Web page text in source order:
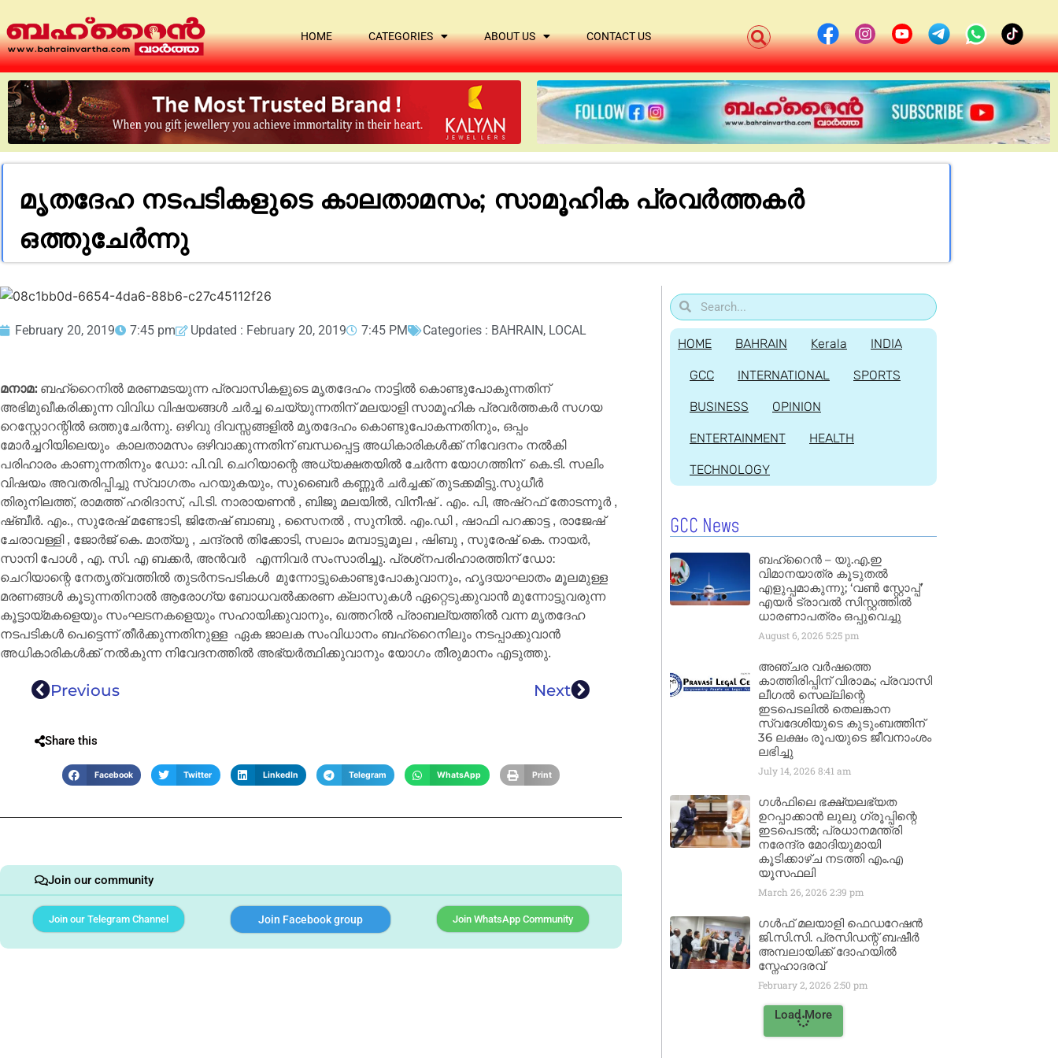
HOME CATEGORIES ABOUT US CONTACT US
മൃതദേഹ നടപടികളുടെ കാലതാമസം; സാമൂഹിക പ്രവർത്തകർ
ഒത്തുചേർന്നു
February 20, 2019 7:45 pm Updated : February 20, 2019 7:45 PM Categories : BAHRAIN, LOCAL
മനാമ:ബഹ്‌റൈനിൽ മരണമടയുന്ന പ്രവാസികളുടെ മൃതദേഹം നാട്ടിൽ കൊണ്ടുപോകുന്നതിന്
അഭിമുഖീകരിക്കുന്ന വിവിധ വിഷയങ്ങൾ ചർച്ച ചെയ്യുന്നതിന് മലയാളി സാമൂഹിക പ്രവർത്തകർ സഗയ
റെസ്റ്റോറന്റിൽ ഒത്തുചേർന്നു. ഒഴിവു ദിവസ്സങ്ങളിൽ മൃതദേഹം കൊണ്ടുപോകന്നതിനും, ഒപ്പം
മോർച്ചറിയിലെയും കാലതാമസം ഒഴിവാക്കുന്നതിന് ബന്ധപ്പെട്ട അധികാരികൾക്ക് നിവേദനം നൽകി
പരിഹാരം കാണുന്നതിനും ഡോ: പി.വി. ചെറിയാന്റെ അധ്യക്ഷതയിൽ ചേർന്ന യോഗത്തിന് കെ.ടി. സലിം
വിഷയം അവതരിപ്പിച്ചു സ്വാഗതം പറയുകയും, സുബൈർ കണ്ണൂർ ചർച്ചക്ക് തുടക്കമിട്ടു.സുധീർ
തിരുനിലത്ത്, രാമത്ത് ഹരിദാസ്, പി.ടി. നാരായണൻ , ബിജു മലയിൽ, വിനീഷ് . എം. പി, അഷ്‌റഫ് തോടന്നൂർ ,
ഷ്ബീർ. എം., സുരേഷ് മണ്ടോടി, ജിതേഷ് ബാബു , സൈനൽ , സുനിൽ. എം.ഡി , ഷാഫി പറക്കാട്ട , രാജേഷ്
ചേരാവള്ളി , ജോർജ് കെ. മാത്യു , ചന്ദ്രൻ തിക്കോടി, സലാം മമ്പാട്ടുമൂല , ഷിബു , സുരേഷ് കെ. നായർ,
സാനി പോൾ , എ. സി. എ ബക്കർ, അൻവർ എന്നിവർ സംസാരിച്ചു. പ്രശ്‌നപരിഹാരത്തിന് ഡോ:
ചെറിയാന്റെ നേതൃത്വത്തിൽ തുടർനടപടികൾ മുന്നോട്ടുകൊണ്ടുപോകുവാനും, ഹൃദയാഘാതം മൂലമുള്ള
മരണങ്ങൾ കൂടുന്നതിനാൽ ആരോഗ്യ ബോധവൽക്കരണ ക്ലാസുകൾ ഏറ്റെടുക്കുവാൻ മുന്നോട്ടുവരുന്ന
കൂട്ടായ്മകളെയും സംഘടനകളെയും സഹായിക്കുവാനും, ഖത്തറിൽ പ്രാബല്യത്തിൽ വന്ന മൃതദേഹ
നടപടികൾ പെട്ടെന്ന് തീർക്കുന്നതിനുള്ള ഏക ജാലക സംവിധാനം ബഹ്‌റൈനിലും നടപ്പാക്കുവാൻ
അധികാരികൾക്ക് നൽകുന്ന നിവേദനത്തിൽ അഭ്യർത്ഥിക്കുവാനും യോഗം തീരുമാനം എടുത്തു.
Previous Next
Share this
Facebook Twitter LinkedIn Telegram WhatsApp Print
Join our community
Join our Telegram Channel Join Facebook group Join WhatsApp Community
HOME BAHRAIN Kerala INDIA
GCC INTERNATIONAL SPORTS
BUSINESS OPINION
ENTERTAINMENT HEALTH
TECHNOLOGY
GCC News
ബഹ്‌റൈൻ – യു.എ.ഇ
വിമാനയാത്ര കൂടുതൽ
എളുപ്പമാകുന്നു; ‘വൺ സ്റ്റോപ്പ്’
എയർ ട്രാവൽ സിസ്റ്റത്തിൽ
ധാരണാപത്രം ഒപ്പുവെച്ചു
August 6, 2026 5:25 pm
അഞ്ചര വർഷത്തെ
കാത്തിരിപ്പിന് വിരാമം; പ്രവാസി
ലീഗൽ സെല്ലിന്റെ
ഇടപെടലിൽ തെലങ്കാന
സ്വദേശിയുടെ കുടുംബത്തിന്
36 ലക്ഷം രൂപയുടെ ജീവനാംശം
ലഭിച്ചു
July 14, 2026 8:41 am
ഗൾഫിലെ ഭക്ഷ്യലഭ്യത
ഉറപ്പാക്കാൻ ലുലു ഗ്രൂപ്പിന്റെ
ഇടപെടൽ; പ്രധാനമന്ത്രി
നരേന്ദ്ര മോദിയുമായി
കൂടിക്കാഴ്ച നടത്തി എം.എ
യൂസഫലി
March 26, 2026 2:39 pm
ഗൾഫ് മലയാളി ഫെഡറേഷൻ
ജി.സി.സി. പ്രസിഡന്റ് ബഷീർ
അമ്പലായിക്ക് ദോഹയിൽ
സ്നേഹാദരവ്
February 2, 2026 2:50 pm
Load More